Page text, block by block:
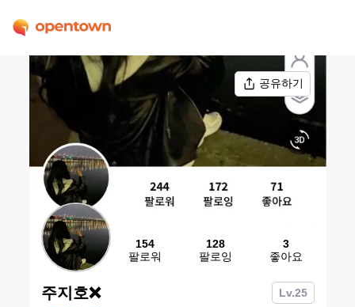
공유하기
154
팔로워
128
팔로잉
3
좋아요
주지호❌ Lv.25